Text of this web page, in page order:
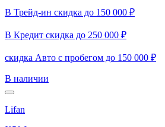
В Трейд-ин скидка до 150 000 ₽
В Кредит скидка до 250 000 ₽
скидка Авто с пробегом до 150 000 ₽
В наличии
Lifan